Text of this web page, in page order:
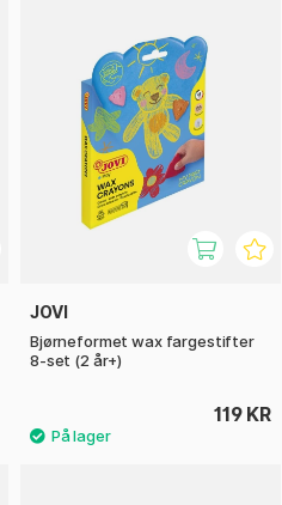
JOVI
Bjørneformet wax fargestifter
8-set (2 år+)
119 KR